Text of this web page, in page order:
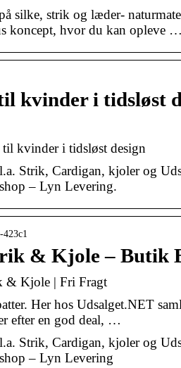
silke, strik og læder-
koncept, hvor du kan opleve …
kvinder i tidsløst
kvinder i tidsløst design
Strik, Cardigan, kjoler og
– Lyn Levering.
& Kjole – Butik
& Kjole | Fri Fragt
Her hos Udsalget.NET
efter en god deal, …
Strik, Cardigan, kjoler og
– Lyn Levering